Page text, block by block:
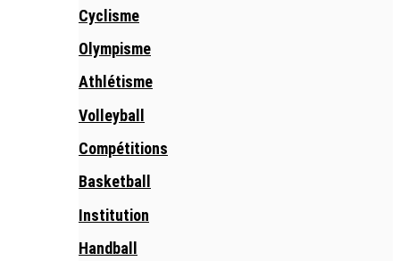
Cyclisme
Olympisme
Athlétisme
Volleyball
Compétitions
Basketball
Institution
Handball